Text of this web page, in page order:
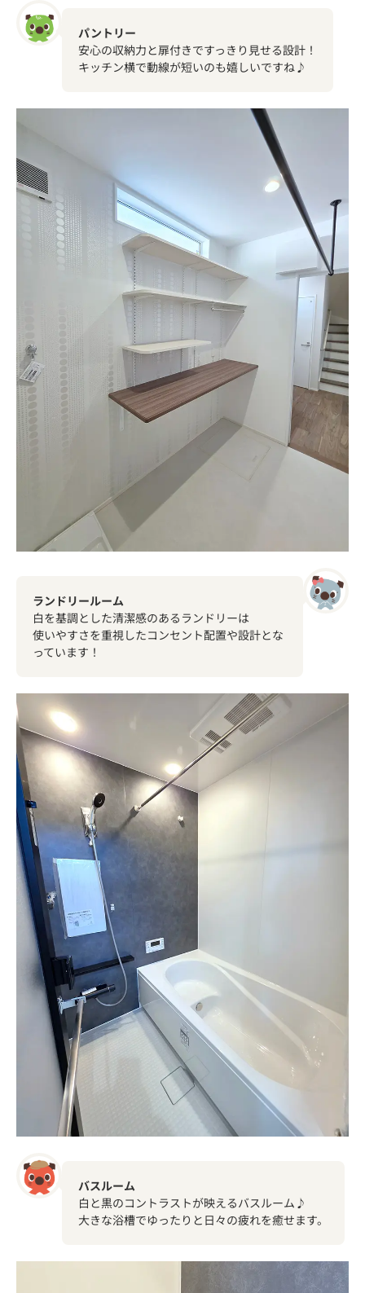
パントリー
安心の収納力と扉付きですっきり見せる設計！
キッチン横で動線が短いのも嬉しいですね♪
ランドリールーム
白を基調とした清潔感のあるランドリーは
使いやすさを重視したコンセント配置や設計とな
っています！
バスルーム
白と黒のコントラストが映えるバスルーム♪
大きな浴槽でゆったりと日々の疲れを癒せます。